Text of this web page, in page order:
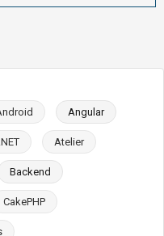
Angular
Atelier
Backend
CakePHP